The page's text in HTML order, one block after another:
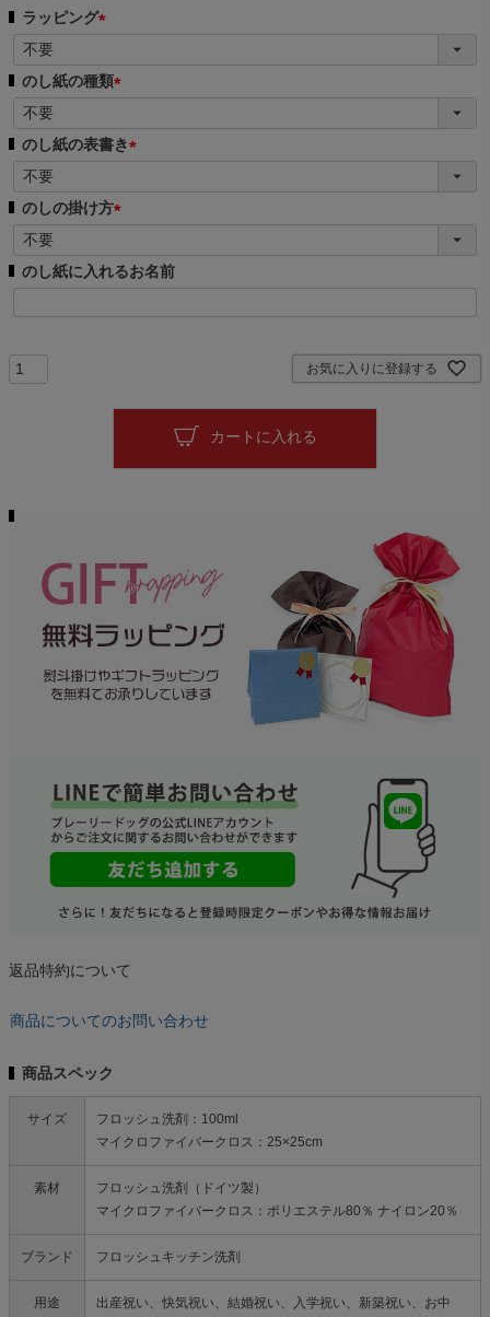
ラッピング
必
須
のし紙の種類
必
須
のし紙の表書き
必
のしの掛け方
必
須
のし紙に入れるお名前
お気に入りに登録する
カートに入れる
返品特約について
商品についてのお問い合わせ
商品スペック
サイズ
フロッシュ洗剤：100ml
マイクロファイバークロス：25×25cm
素材
フロッシュ洗剤（ドイツ製）
マイクロファイバークロス：ポリエステル80％ ナイロン20％
ブランド フロッシュキッチン洗剤
用途 出産祝い、快気祝い、結婚祝い、入学祝い、新築祝い、お中